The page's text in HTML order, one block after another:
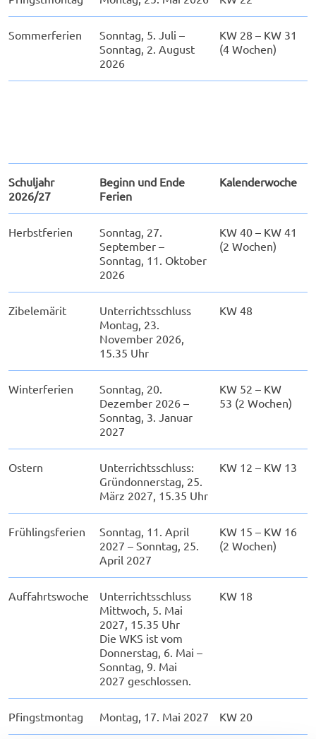
Sommerferien
Sonntag, 5. Juli –
Sonntag, 2. August
2026
KW 28 – KW 31
(4 Wochen)
Schuljahr
2026/27
Beginn und Ende
Ferien
Kalenderwoche
Herbstferien
Sonntag, 27.
September –
Sonntag, 11. Oktober
2026
KW 40 – KW 41
(2 Wochen)
Zibelemärit
Unterrichtsschluss
Montag, 23.
November 2026,
15.35 Uhr
KW 48
Winterferien
Sonntag, 20.
Dezember 2026 –
Sonntag, 3. Januar
2027
KW 52 – KW
53 (2 Wochen)
Ostern
Unterrichtsschluss:
Gründonnerstag, 25.
März 2027, 15.35 Uhr
KW 12 – KW 13
Frühlingsferien
Sonntag, 11. April
2027 – Sonntag, 25.
April 2027
KW 15 – KW 16
(2 Wochen)
Auffahrtswoche
Unterrichtsschluss
Mittwoch, 5. Mai
2027, 15.35 Uhr
Die WKS ist vom
Donnerstag, 6. Mai –
Sonntag, 9. Mai
2027 geschlossen.
KW 18
Pfingstmontag Montag, 17. Mai 2027 KW 20